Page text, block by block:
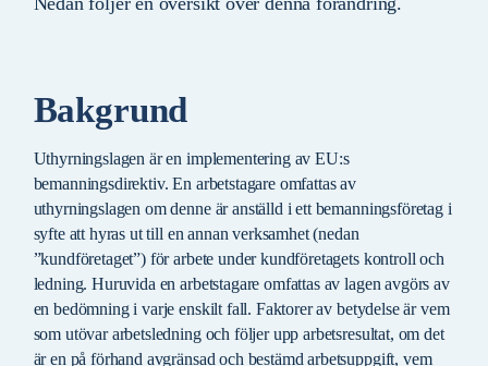
Bakgrund
Uthyrningslagen är en implementering av EU:s
bemanningsdirektiv. En arbetstagare omfattas av
uthyrningslagen om denne är anställd i ett bemanningsföretag i
syfte att hyras ut till en annan verksamhet (nedan
”kundföretaget”) för arbete under kundföretagets kontroll och
ledning. Huruvida en arbetstagare omfattas av lagen avgörs av
en bedömning i varje enskilt fall. Faktorer av betydelse är vem
som utövar arbetsledning och följer upp arbetsresultat, om det
är en på förhand avgränsad och bestämd arbetsuppgift, vem